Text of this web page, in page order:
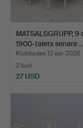
MATSALSGRUPP, 9
1900-talets senare
Klubbades 12 apr 2026
2 bud
27 USD